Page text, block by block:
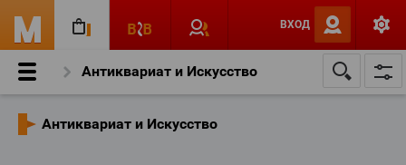
ВХОД
Антиквариат и Искусство
Антиквариат и Искусство